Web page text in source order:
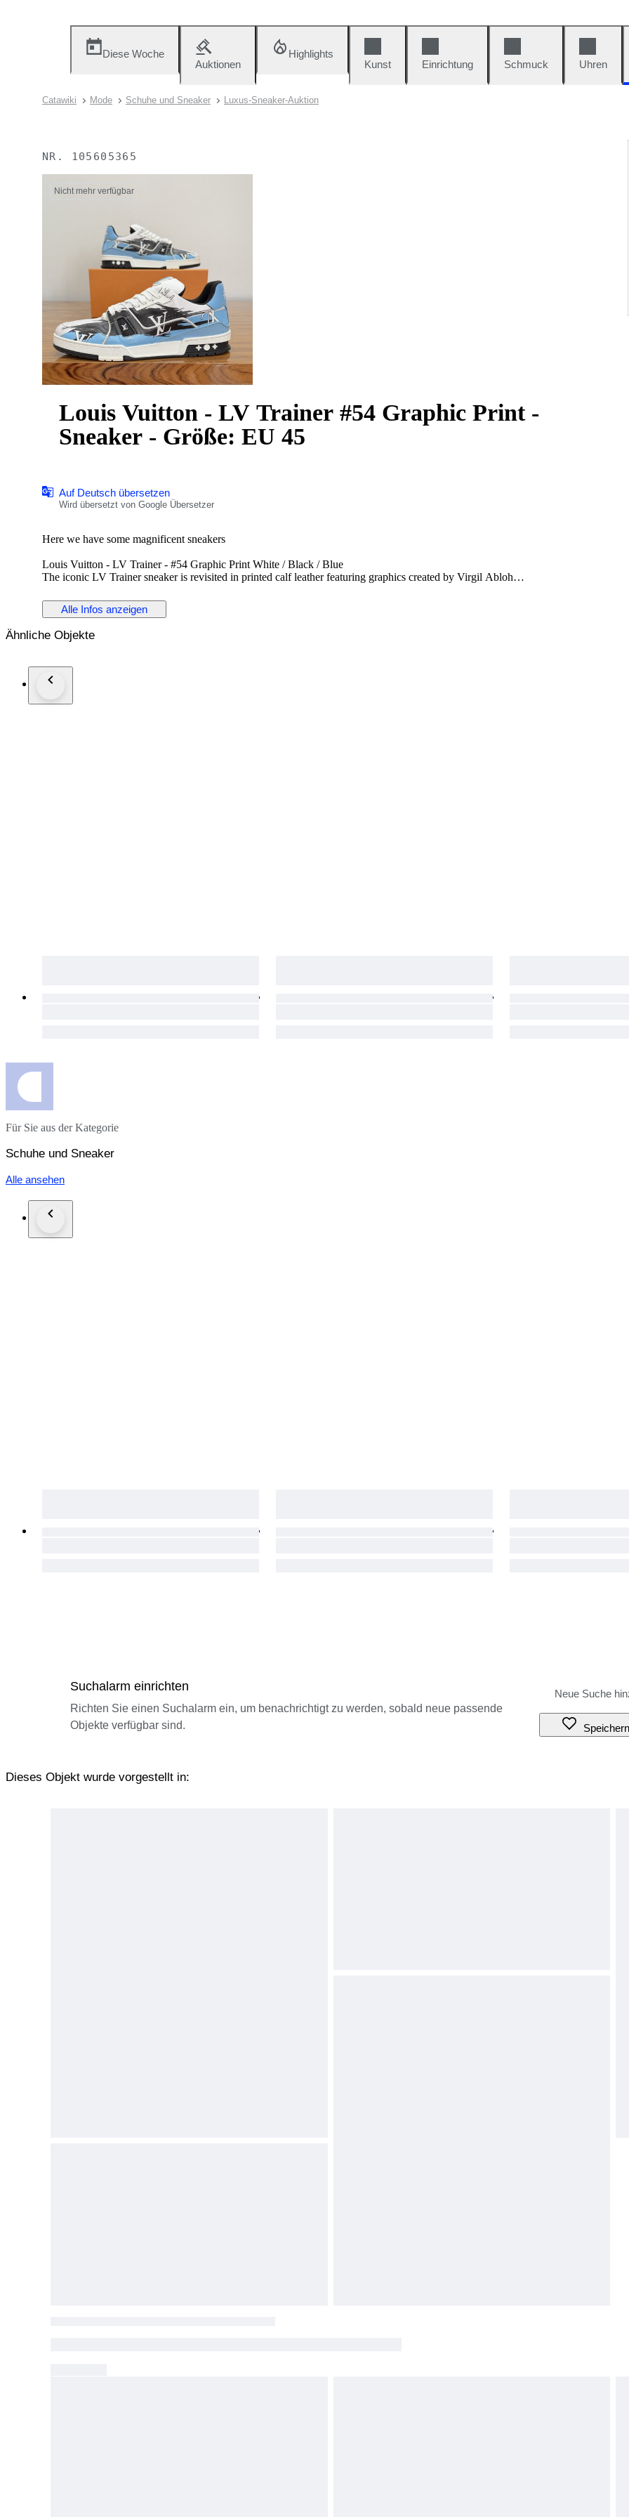
Diese Woche
Auktionen
Highlights
Kunst
Einrichtung Schmuck Uhren
Catawiki Mode Schuhe und Sneaker Luxus-Sneaker-Auktion
NR. 105605365
Nicht mehr verfügbar
Louis Vuitton - LV Trainer #54 Graphic Print -
Sneaker - Größe: EU 45
Auf Deutsch übersetzen
Wird übersetzt von Google Übersetzer
Here we have some magnificent sneakers
Louis Vuitton - LV Trainer - #54 Graphic Print White / Black / Blue
The iconic LV Trainer sneaker is revisited in printed calf leather featuring graphics created by Virgil Abloh
Size 10 or 45 EU - Also fits 45.5 EU
https://legitapp.com/cert/8484249059364055
Alle Infos anzeigen
Ähnliche Objekte
Für Sie aus der Kategorie
Schuhe und Sneaker
Alle ansehen
Suchalarm einrichten
Richten Sie einen Suchalarm ein, um benachrichtigt zu werden, sobald neue passende
Objekte verfügbar sind.
Speichern
Dieses Objekt wurde vorgestellt in: